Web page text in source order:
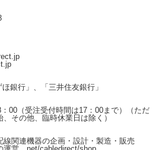
銀行」、「三井住友銀行」
00（受注受付時間は17：00まで）
（ただ
その他、臨時休業日は除く）
関連機器の企画・設計・製造・販売